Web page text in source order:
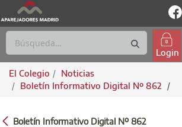
Login
El Colegio
Noticias
Boletín Informativo Digital Nº 862
/
BOLETÍN INFORMATIVO
Boletín Informativo Digital Nº 862